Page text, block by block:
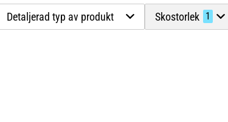
Detaljerad typ av produkt Skostorlek 1